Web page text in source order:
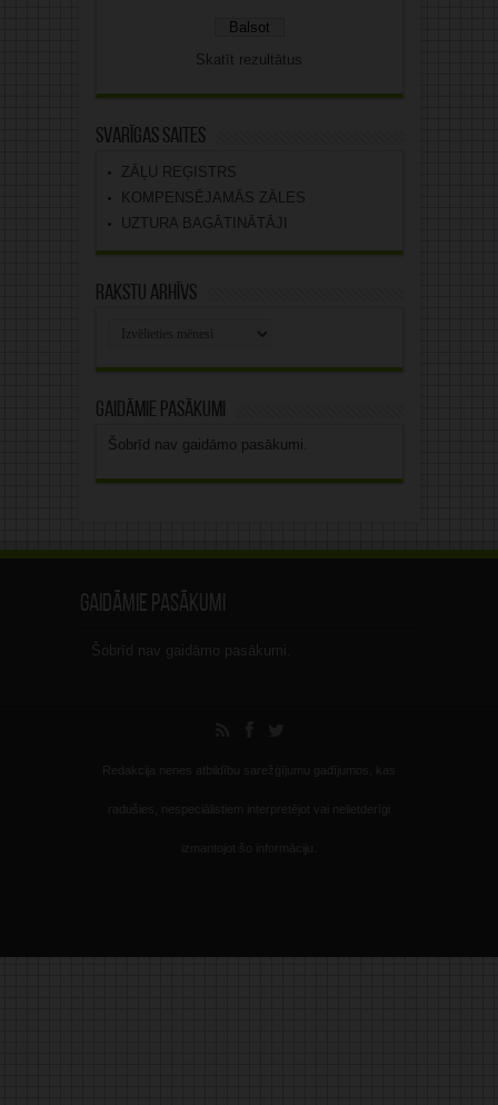
Skatīt rezultātus
Svarīgas saites
ZĀĻU REĢISTRS
KOMPENSĒJAMĀS ZĀLES
UZTURA BAGĀTINĀTĀJI
Rakstu arhīvs
Gaidāmie pasākumi
Šobrīd nav gaidāmo pasākumi.
Gaidāmie pasākumi
Šobrīd nav gaidāmo pasākumi.
Redakcija nenes atbildību sarežģījumu gadījumos, kas